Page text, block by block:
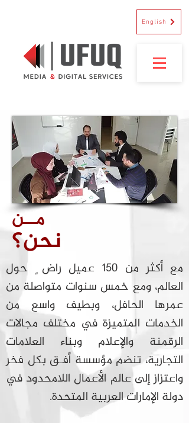
English
مــن
نحن؟
مع أكثر من 150 عميل راض ٍ حول
العالم، ومع خمس سنوات متواصلة من
عمرها الحافل، وبطيف واسع من
الخدمات المتميزة في مختلف مجالات
الرقمنة والإعلام وبناء العلامات
التجارية، تنضم مؤسسة أفـق بكل فخر
واعتزاز إلى عالم الأعمال اللامحدود في
دولة الإمارات العربية المتحدة.